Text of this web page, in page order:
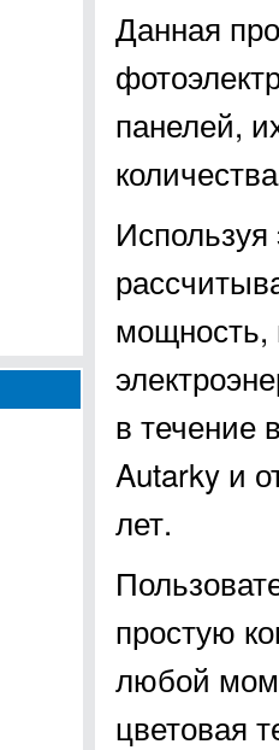
Данная
панелей,
мощность,
в течение
Autarky и
лет.
простую
любой
цветовая